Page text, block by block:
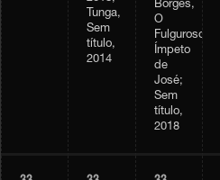
Tunga,
Sem
título,
2014
Borges,
O
Fulguroso
Ímpeto
de
José;
Sem
título,
2018